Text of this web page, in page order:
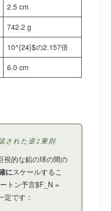
2.5 cm
742.2 g
10^{24}$の2.157倍
6.0 cm
された逆2乗則
視的な鉛の球の間の
にスケールするこ
トン予言$F_N =
です：